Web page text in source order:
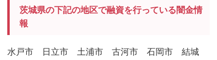
茨城県の下記の地区で融資を行っている闇金情
報
水戸市 日立市 土浦市 古河市 石岡市 結城